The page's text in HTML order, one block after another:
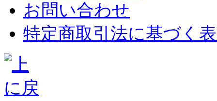
お問い合わせ
特定商取引法に基づく